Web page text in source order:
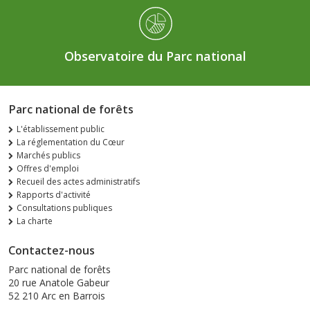
Observatoire du Parc national
Parc national de forêts
L'établissement public
La réglementation du Cœur
Marchés publics
Offres d'emploi
Recueil des actes administratifs
Rapports d'activité
Consultations publiques
La charte
Contactez-nous
Parc national de forêts
20 rue Anatole Gabeur
52 210 Arc en Barrois